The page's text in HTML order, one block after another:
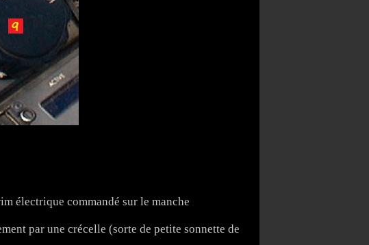
électrique commandé sur le manche
par une crécelle (sorte de petite sonnette de